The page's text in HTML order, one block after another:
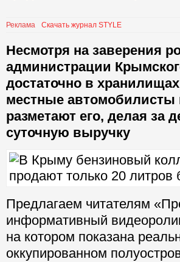
Реклама Скачать журнал STYLE
Несмотря на заверения
администрации
достаточно в
местные автомобилисты
разметают его, делая за
суточную выручку
Предлагаем читателям
информативный
на котором показана
оккупированном